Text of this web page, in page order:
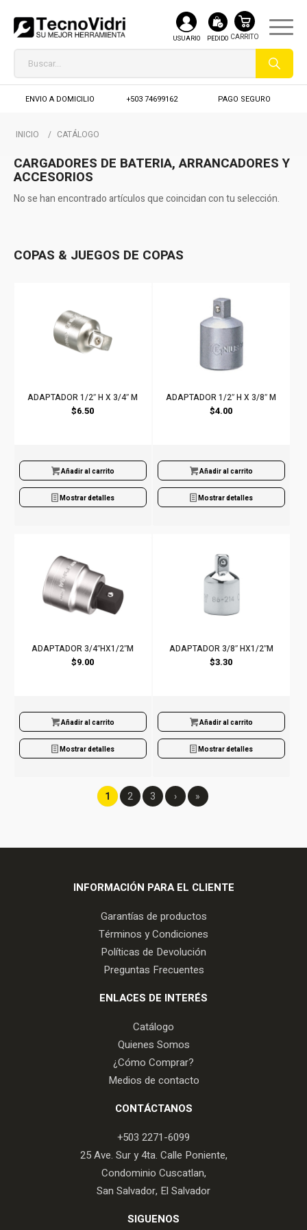
USUARIO PEDIDO
ENVIO A DOMICILIO +503 74699162 PAGO SEGURO
INICIO / CATÁLOGO
CARGADORES DE BATERIA, ARRANCADORES Y
ACCESORIOS
No se han encontrado artículos que coincidan con tu selección.
COPAS & JUEGOS DE COPAS
ADAPTADOR 1/2″ H X 3/4″ M
$6.50
Añadir al carrito
Mostrar detalles
ADAPTADOR 1/2″ H X 3/8″ M
$4.00
Añadir al carrito
Mostrar detalles
ADAPTADOR 3/4″HX1/2″M
$9.00
Añadir al carrito
Mostrar detalles
ADAPTADOR 3/8″ HX1/2″M
$3.30
Añadir al carrito
Mostrar detalles
1 2 3 › »
INFORMACIÓN PARA EL CLIENTE
Garantías de productos
Términos y Condiciones
Políticas de Devolución
Preguntas Frecuentes
ENLACES DE INTERÉS
Catálogo
Quienes Somos
¿Cómo Comprar?
Medios de contacto
CONTÁCTANOS
+503 2271-6099
25 Ave. Sur y 4ta. Calle Poniente,
Condominio Cuscatlan,
San Salvador, El Salvador
SIGUENOS